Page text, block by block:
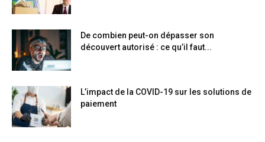
De combien peut-on dépasser son
découvert autorisé : ce qu’il faut...
L’impact de la COVID-19 sur les solutions de
paiement